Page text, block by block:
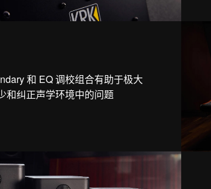
和 EQ 调校组合有助于极大
和纠正声学环境中的问题